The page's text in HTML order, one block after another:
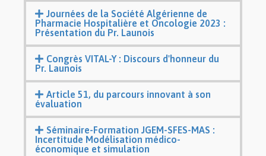
Journées de la Société Algérienne de
Pharmacie Hospitalière et Oncologie 2023 :
Présentation du Pr. Launois
Congrès VITAL-Y : Discours d'honneur du
Pr. Launois
Article 51, du parcours innovant à son
évaluation
Séminaire-Formation JGEM-SFES-MAS :
Incertitude Modélisation médico-
économique et simulation